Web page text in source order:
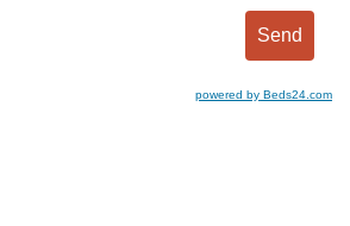
powered by Beds24.com